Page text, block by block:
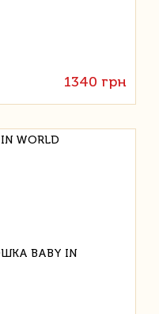
1340 грн
WORLD